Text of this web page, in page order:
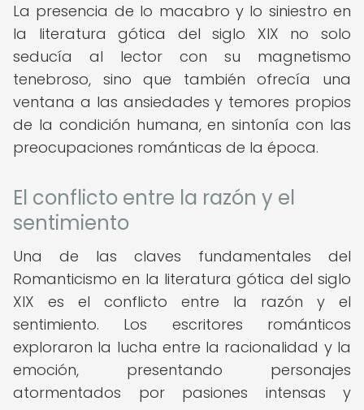
La presencia de lo macabro y lo siniestro en
la literatura gótica del siglo XIX no solo
seducía al lector con su magnetismo
tenebroso, sino que también ofrecía una
ventana a las ansiedades y temores propios
de la condición humana, en sintonía con las
preocupaciones románticas de la época.
El conflicto entre la razón y el
sentimiento
Una de las claves fundamentales del
Romanticismo en la literatura gótica del siglo
XIX es el conflicto entre la razón y el
sentimiento. Los escritores románticos
exploraron la lucha entre la racionalidad y la
emoción, presentando personajes
atormentados por pasiones intensas y